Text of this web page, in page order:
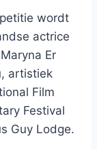
wordt
actrice
Er
artistiek
Film
Festival
Guy Lodge.